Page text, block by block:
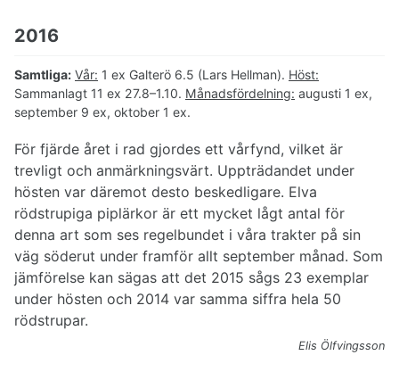
2016
Samtliga: Vår: 1 ex Galterö 6.5 (Lars Hellman). Höst:
Sammanlagt 11 ex 27.8–1.10. Månadsfördelning: augusti 1 ex,
september 9 ex, oktober 1 ex.
För fjärde året i rad gjordes ett vårfynd, vilket är
trevligt och anmärkningsvärt. Uppträdandet under
hösten var däremot desto beskedligare. Elva
rödstrupiga piplärkor är ett mycket lågt antal för
denna art som ses regelbundet i våra trakter på sin
väg söderut under framför allt september månad. Som
jämförelse kan sägas att det 2015 sågs 23 exemplar
under hösten och 2014 var samma siffra hela 50
rödstrupar.
Elis Ölfvingsson